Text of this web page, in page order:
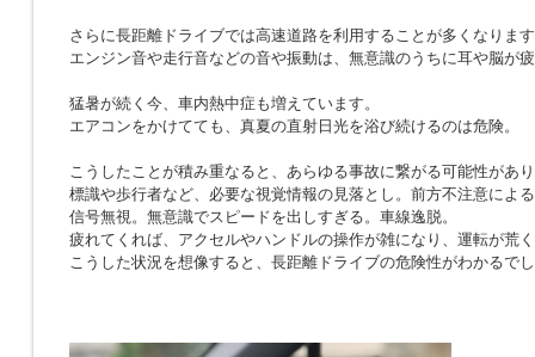
さらに長距離ドライブでは高速道路を利用することが多くなりま
エンジン音や走行音などの音や振動は、無意識のうちに耳や脳が
猛暑が続く今、車内熱中症も増えています。
エアコンをかけてても、真夏の直射日光を浴び続けるのは危険。
こうしたことが積み重なると、あらゆる事故に繋がる可能性があ
標識や歩行者など、必要な視覚情報の見落とし。前方不注意によ
信号無視。無意識でスピードを出しすぎる。車線逸脱。
疲れてくれば、アクセルやハンドルの操作が雑になり、運転が荒
こうした状況を想像すると、長距離ドライブの危険性がわかるで